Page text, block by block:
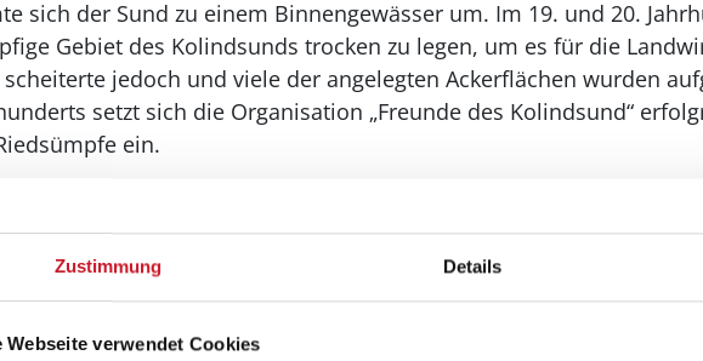
Zustimmung Details
Webseite verwendet Cookies
sich der Sund zu einem Binnengewässer um. Im 19. und 20.
Gebiet des Kolindsunds trocken zu legen, um es für die
scheiterte jedoch und viele der angelegten Ackerflächen wurden
setzt sich die Organisation „Freunde des Kolindsund“
ein.
zu den besten dänischen Angelgewässern für dasFangen von
werden zudem
angeboten. Entdecken Sie die
ganz gemütlich vom Wasser aus oder zu Land während